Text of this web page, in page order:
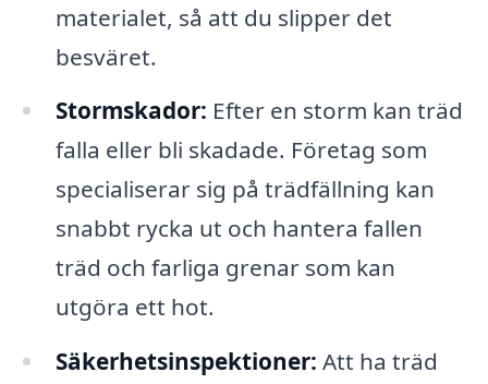
materialet, så att du slipper det
besväret.
Stormskador: Efter en storm kan träd
falla eller bli skadade. Företag som
specialiserar sig på trädfällning kan
snabbt rycka ut och hantera fallen
träd och farliga grenar som kan
utgöra ett hot.
Säkerhetsinspektioner: Att ha träd